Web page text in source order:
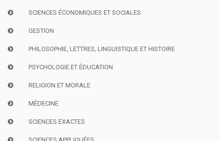
SCIENCES ÉCONOMIQUES ET SOCIALES
GESTION
PHILOSOPHIE, LETTRES, LINGUISTIQUE ET HISTOIRE
PSYCHOLOGIE ET ÉDUCATION
RELIGION ET MORALE
MÉDECINE
SCIENCES EXACTES